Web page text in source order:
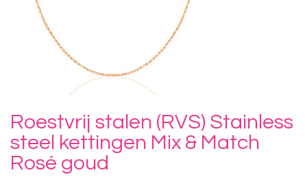
Roestvrij stalen (RVS) Stainless
steel kettingen Mix & Match
Rosé goud